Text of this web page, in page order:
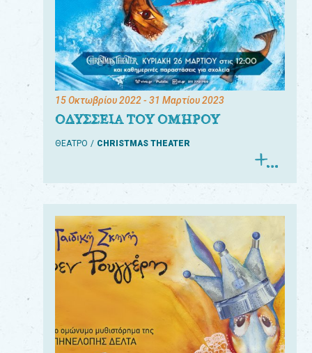
15 Οκτωβρίου 2022- 31 Μαρτίου 2023
ΟΔΥΣΣΕΙΑ ΤΟΥ ΟΜΗΡΟΥ
ΘΕΑΤΡΟ CHRISTMAS THEATER